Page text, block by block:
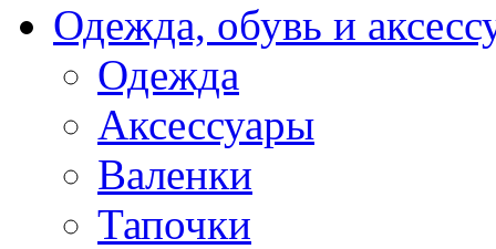
Одежда, обувь и
Одежда
Аксессуары
Валенки
Тапочки